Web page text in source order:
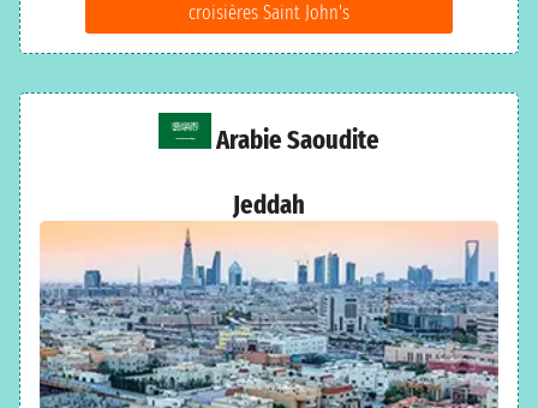
croisières Saint John's
Arabie Saoudite
Jeddah